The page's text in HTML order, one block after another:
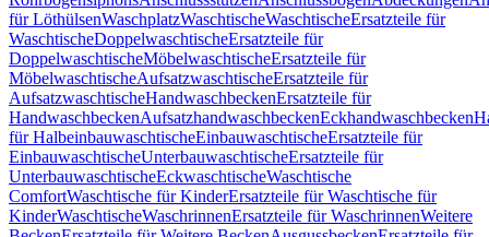
für LöthülsenWaschplatzWaschtischeWaschtischeErsatzteile für
WaschtischeDoppelwaschtischeErsatzteile für
DoppelwaschtischeMöbelwaschtischeErsatzteile für
MöbelwaschtischeAufsatzwaschtischeErsatzteile für
AufsatzwaschtischeHandwaschbeckenErsatzteile für
HandwaschbeckenAufsatzhandwaschbeckenEckhandwaschbecken
für HalbeinbauwaschtischeEinbauwaschtischeErsatzteile für
EinbauwaschtischeUnterbauwaschtischeErsatzteile für
UnterbauwaschtischeEckwaschtischeWaschtische
ComfortWaschtische für KinderErsatzteile für Waschtische für
KinderWaschtischeWaschrinnenErsatzteile für WaschrinnenWeitere